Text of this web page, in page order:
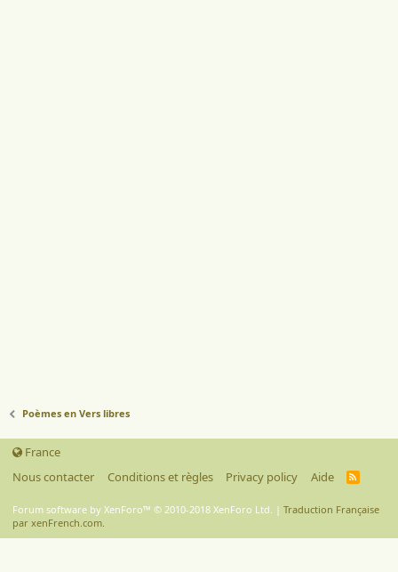
Poèmes en Vers libres
France
Nous contacter
Conditions et règles Privacy policy Aide
R
S
Forum software by XenForo™ © 2010-2018 XenForo Ltd. | Traduction Française
par xenFrench.com.